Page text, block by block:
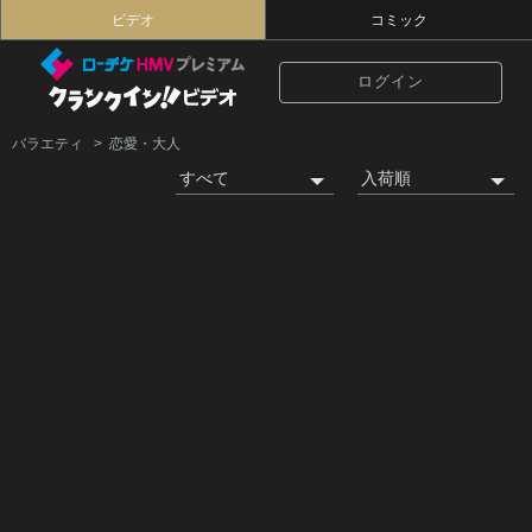
ビデオ コミック
ログイン
バラエティ 恋愛・大人